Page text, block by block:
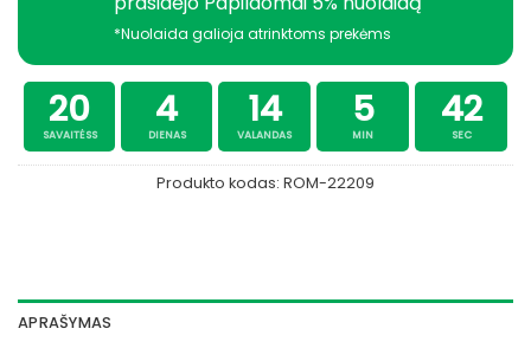
*Nuolaida galioja atrinktoms prekėms
20
SAVAITĖSS
4
DIENAS
14
VALANDAS
5
MIN
42
SEC
Produkto kodas: ROM-22209
APRAŠYMAS